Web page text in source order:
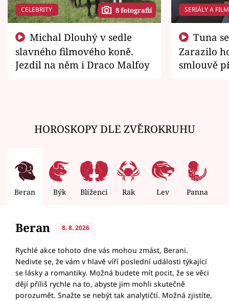
CELEBRITY 8 fotografií
slavného filmového koně.
Jezdil na něm i Draco Malfoy
SERIÁLY A
Zarazilo
smlouvě
HOROSKOPY DLE ZVĚROKRUHU
Beran Býk Blíženci Rak Lev Panna
Beran 8. 8. 2026
Rychlé akce tohoto dne vás mohou zmást, Berani.
Nedivte se, že vám v hlavě víří poslední události týkající
se lásky a romantiky. Možná budete mít pocit, že se věci
dějí příliš rychle na to, abyste jim mohli skutečně
porozumět. Snažte se nebýt tak analytičtí. Možná zjistíte,